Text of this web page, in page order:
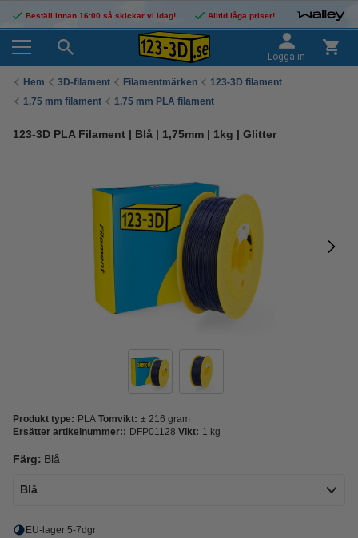
Beställ innan 16:00 så skickar vi idag! Alltid låga priser!
Logga in
Hem 3D-filament Filamentmärken
123-3D filament
1,75 mm filament
1,75 mm PLA filament
123-3D PLA Filament | Blå | 1,75mm | 1kg | Glitter
Produkt type: PLA Tomvikt: ± 216 gram
Ersätter artikelnummer:: DFP01128 Vikt: 1 kg
Färg: Blå
Blå
EU-lager 5-7dgr